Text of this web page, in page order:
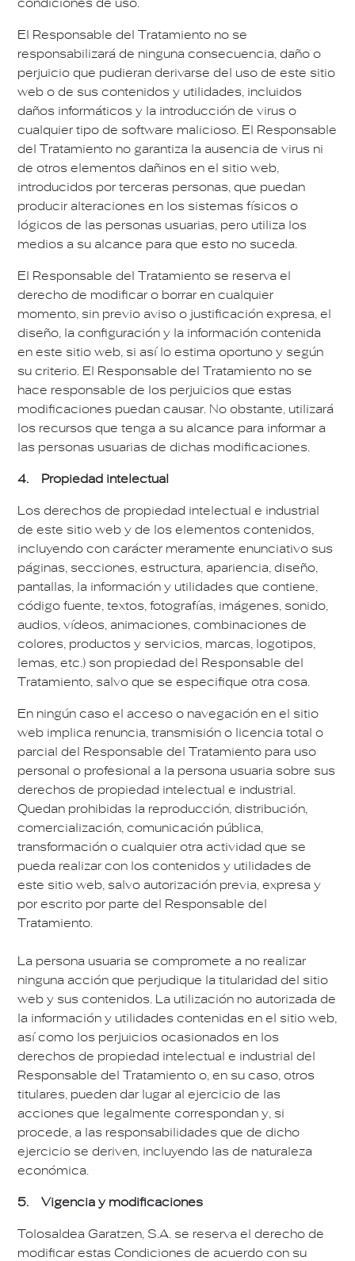
condiciones de uso.
El Responsable del Tratamiento no se
responsabilizará de ninguna consecuencia, daño o
perjuicio que pudieran derivarse del uso de este sitio
web o de sus contenidos y utilidades, incluidos
daños informáticos y la introducción de virus o
cualquier tipo de software malicioso. El Responsable
del Tratamiento no garantiza la ausencia de virus ni
de otros elementos dañinos en el sitio web,
introducidos por terceras personas, que puedan
producir alteraciones en los sistemas físicos o
lógicos de las personas usuarias, pero utiliza los
medios a su alcance para que esto no suceda.
El Responsable del Tratamiento se reserva el
derecho de modificar o borrar en cualquier
momento, sin previo aviso o justificación expresa, el
diseño, la configuración y la información contenida
en este sitio web, si así lo estima oportuno y según
su criterio. El Responsable del Tratamiento no se
hace responsable de los perjuicios que estas
modificaciones puedan causar. No obstante, utilizará
los recursos que tenga a su alcance para informar a
las personas usuarias de dichas modificaciones.
4. Propiedad intelectual
Los derechos de propiedad intelectual e industrial
de este sitio web y de los elementos contenidos,
incluyendo con carácter meramente enunciativo sus
páginas, secciones, estructura, apariencia, diseño,
pantallas, la información y utilidades que contiene,
código fuente, textos, fotografías, imágenes, sonido,
audios, vídeos, animaciones, combinaciones de
colores, productos y servicios, marcas, logotipos,
lemas, etc.) son propiedad del Responsable del
Tratamiento, salvo que se especifique otra cosa.
En ningún caso el acceso o navegación en el sitio
web implica renuncia, transmisión o licencia total o
parcial del Responsable del Tratamiento para uso
personal o profesional a la persona usuaria sobre sus
derechos de propiedad intelectual e industrial.
Quedan prohibidas la reproducción, distribución,
comercialización, comunicación pública,
transformación o cualquier otra actividad que se
pueda realizar con los contenidos y utilidades de
este sitio web, salvo autorización previa, expresa y
por escrito por parte del Responsable del
Tratamiento.
La persona usuaria se compromete a no realizar
ninguna acción que perjudique la titularidad del sitio
web y sus contenidos. La utilización no autorizada de
la información y utilidades contenidas en el sitio web,
así como los perjuicios ocasionados en los
derechos de propiedad intelectual e industrial del
Responsable del Tratamiento o, en su caso, otros
titulares, pueden dar lugar al ejercicio de las
acciones que legalmente correspondan y, si
procede, a las responsabilidades que de dicho
ejercicio se deriven, incluyendo las de naturaleza
económica.
5. Vigencia y modificaciones
Tolosaldea Garatzen, S.A. se reserva el derecho de
modificar estas Condiciones de acuerdo con su